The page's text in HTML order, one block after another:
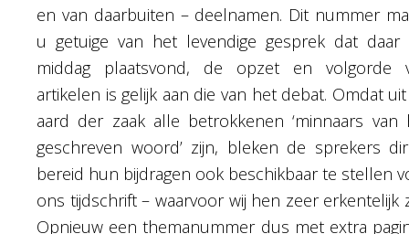
en van daarbuiten – deelnamen. Dit nummer
u getuige van het levendige gesprek dat daar
middag plaatsvond, de opzet en volgorde
artikelen is gelijk aan die van het debat. Omdat
aard der zaak alle betrokkenen ‘minnaars van
geschreven woord’ zijn, bleken de sprekers
bereid hun bijdragen ook beschikbaar te stellen
ons tijdschrift – waarvoor wij hen zeer erkentelijk
Opnieuw een themanummer dus met extra